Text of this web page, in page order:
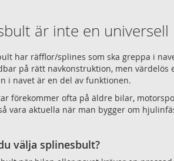
är inte en
har räfflor/splines som ska greppa i
på rätt navkonstruktion, men
i navet är en del av funktionen.
förekommer ofta på äldre bilar,
vara aktuella när man bygger om
välja splinesbult?